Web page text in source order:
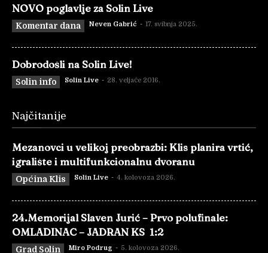
NOVO poglavlje za Solin Live
Komentar dana Neven Gabrić - 17. svibnja 2025.
Dobrodošli na Solin Live!
Solin info Solin Live - 28. veljače 2016.
Najčitanije
Mezanovci u velikoj preobrazbi: Klis planira vrtić,
igralište i multifunkcionalnu dvoranu
Općina Klis Solin Live - 4. kolovoza 2026.
24.Memorijal Slaven Jurić – Prvo polufinale:
OMLADINAC – JADRAN KS 1:2
Grad Solin Miro Podrug - 5. kolovoza 2026.